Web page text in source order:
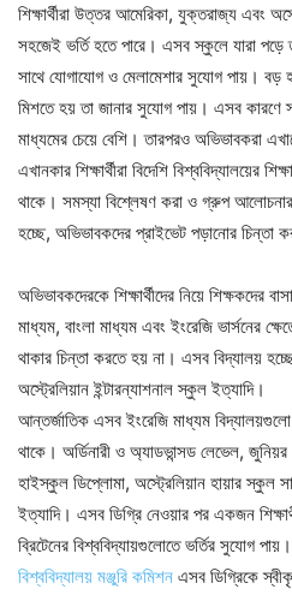
শিক্ষার্থীরা উত্তর আমেরিকা, যুক্তরাজ্য এবং
সহজেই ভর্তি হতে পারে। এসব স্কুলে যারা পড়ে
সাথে যোগাযোগ ও মেলামেশার সুযোগ পায়। বড়
মিশতে হয় তা জানার সুযোগ পায়। এসব কারণে
মাধ্যমের চেয়ে বেশি। তারপরও অভিভাবকরা
এখানকার শিক্ষার্থীরা বিদেশি বিশ্ববিদ্যালয়ের
থাকে। সমস্যা বিশ্লেষণ করা ও গ্রুপ
হচ্ছে, অভিভাবকদের প্রাইভেট পড়ানোর চিন্তা
অভিভাবকদেরকে শিক্ষার্থীদের নিয়ে শিক্ষকদের
মাধ্যম, বাংলা মাধ্যম এবং ইংরেজি ভার্সনের
থাকার চিন্তা করতে হয় না। এসব বিদ্যালয়
অস্ট্রেলিয়ান ইন্টারন্যাশনাল স্কুল ইত্যাদি।
আন্তর্জাতিক এসব ইংরেজি মাধ্যম বিদ্যালয়গুলো
থাকে। অর্ডিনারী ও অ্যাডভান্সড লেভেল,
হাইস্কুল ডিপ্লোমা, অস্ট্রেলিয়ান হায়ার স্কুল
ইত্যাদি। এসব ডিগ্রি নেওয়ার পর একজন
ব্রিটেনের বিশ্ববিদ্যায়গুলোতে ভর্তির সুযোগ
বিশ্ববিদ্যালয় মঞ্জুরি কমিশন এসব ডিগ্রিকে